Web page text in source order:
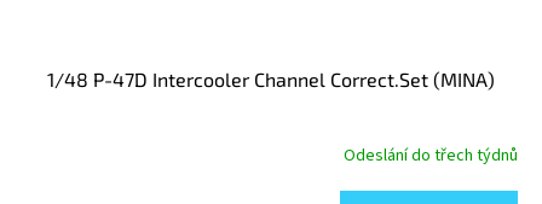
1/48 P-47D Intercooler Channel Correct.Set (MINA)
Odeslání do třech týdnů